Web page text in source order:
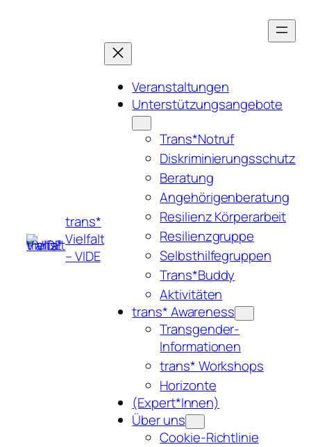
trans*
Vielfalt
– VIDE
Veranstaltungen
Unterstützungsangebote
Trans*Notruf
Diskriminierungsschutz
Beratung
Angehörigenberatung
Resilienz Körperarbeit
Resilienzgruppe
Selbsthilfegruppen
Trans*Buddy
Aktivitäten
trans* Awareness
Transgender-
Informationen
trans* Workshops
Horizonte
(Expert*Innen)
Über uns
Cookie-Richtlinie